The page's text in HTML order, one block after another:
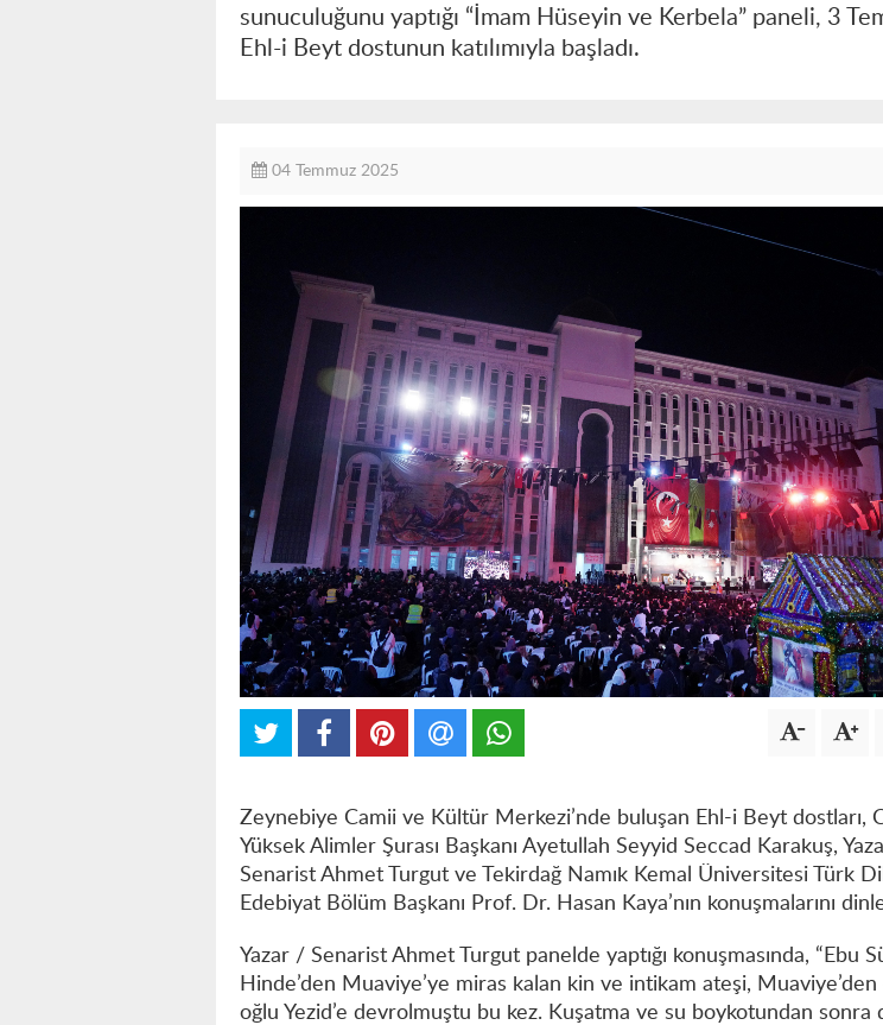
sunuculuğunu yaptığı “İmam Hüseyin ve Kerbela” paneli, 3
Ehl-i Beyt dostunun katılımıyla başladı.
04 Temmuz 2025
Zeynebiye Camii ve Kültür Merkezi’nde buluşan Ehl-i Beyt dostları,
Yüksek Alimler Şurası Başkanı Ayetullah Seyyid Seccad Karakuş,
Senarist Ahmet Turgut ve Tekirdağ Namık Kemal Üniversitesi Türk
Edebiyat Bölüm Başkanı Prof. Dr. Hasan Kaya’nın konuşmalarını
Yazar / Senarist Ahmet Turgut panelde yaptığı konuşmasında, “Ebu
Hinde’den Muaviye’ye miras kalan kin ve intikam ateşi,
oğlu Yezid’e devrolmuştu bu kez. Kuşatma ve su boykotundan sonra